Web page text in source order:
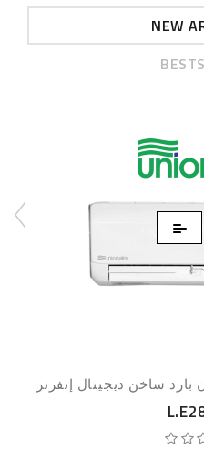
NEW